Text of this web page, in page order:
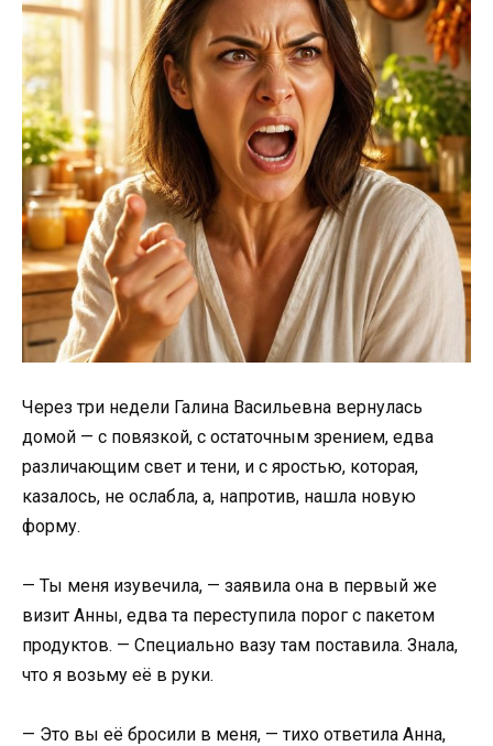
Через три недели Галина Васильевна вернулась
домой — с повязкой, с остаточным зрением, едва
различающим свет и тени, и с яростью, которая,
казалось, не ослабла, а, напротив, нашла новую
форму.
— Ты меня изувечила, — заявила она в первый же
визит Анны, едва та переступила порог с пакетом
продуктов. — Специально вазу там поставила. Знала,
что я возьму её в руки.
— Это вы её бросили в меня, — тихо ответила Анна,